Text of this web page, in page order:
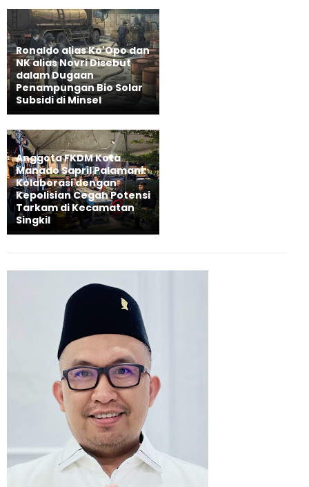
Ronaldo alias Ko'Opo dan
NK alias Novri Disebut
dalam Dugaan
Penampungan Bio Solar
Subsidi di Minsel
Anggota FKDM Kota
Manado Sapril Palamani:
Kolaborasi dengan
Kepolisian Cegah Potensi
Tarkam di Kecamatan
Singkil